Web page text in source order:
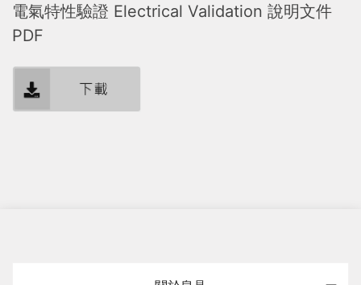
電氣特性驗證 Electrical Validation 說明文件
PDF